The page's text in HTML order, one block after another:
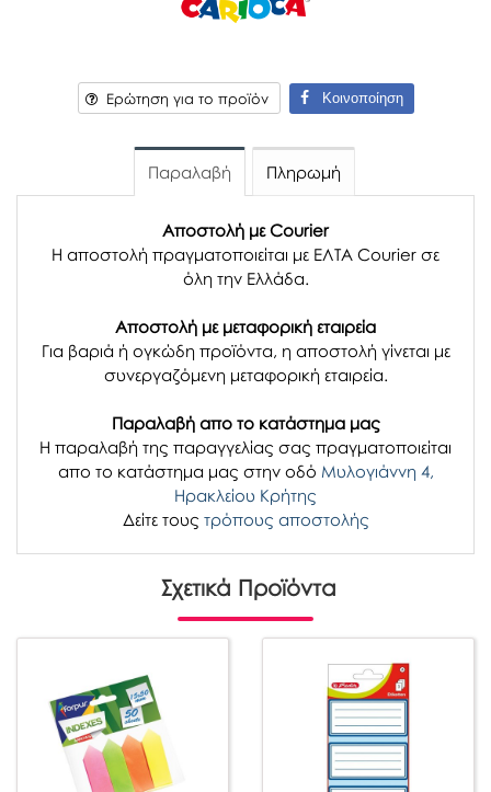
Ερώτηση για το προϊόν Κοινοποίηση
Παραλαβή Πληρωμή
Αποστολή με Courier
Η αποστολή πραγματοποιείται με ΕΛΤΑ Courier σε
όλη την Ελλάδα.
Αποστολή με μεταφορική εταιρεία
Για βαριά ή ογκώδη προϊόντα, η αποστολή γίνεται με
συνεργαζόμενη μεταφορική εταιρεία.
Παραλαβή απο το κατάστημα μας
H παραλαβή της παραγγελίας σας πραγματοποιείται
απο το κατάστημα μας στην οδό Μυλογιάννη 4,
Ηρακλείου Κρήτης
Δείτε τους τρόπους αποστολής
Σχετικά Προϊόντα